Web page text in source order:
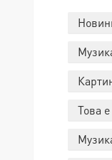
Това